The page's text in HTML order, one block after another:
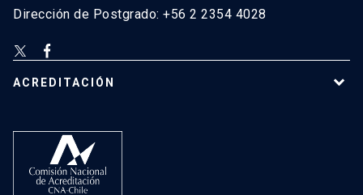
Dirección de Postgrado: +56 2 2354 4028
ACREDITACIÓN